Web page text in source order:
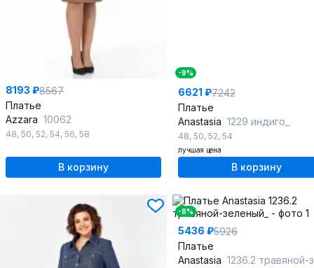
8193 ₽8567
Платье
Azzara 10062
48, 50, 52, 54, 56, 58
В корзину
-9%
6621 ₽7242
Платье
Anastasia 1229 индиго_
48, 50, 52, 54
лучшая цена
В корзину
-8%
5436 ₽5926
Платье
Anastasia 1236.2 травяной-